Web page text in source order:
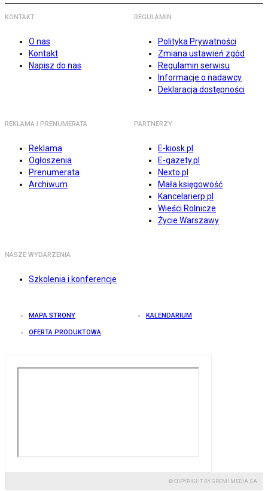
KONTAKT
O nas
Kontakt
Napisz do nas
REGULAMIN
Polityka Prywatności
Zmiana ustawień zgód
Regulamin serwisu
Informacje o nadawcy
Deklaracja dostępności
REKLAMA I PRENUMERATA
Reklama
Ogłoszenia
Prenumerata
Archiwum
PARTNERZY
E-kiosk.pl
E-gazety.pl
Nexto.pl
Mała księgowość
Kancelarierp.pl
Wieści Rolnicze
Życie Warszawy
NASZE WYDARZENIA
Szkolenia i konferencje
MAPA STRONY KALENDARIUM
OFERTA PRODUKTOWA
© COPYRIGHT BY GREMI MEDIA SA